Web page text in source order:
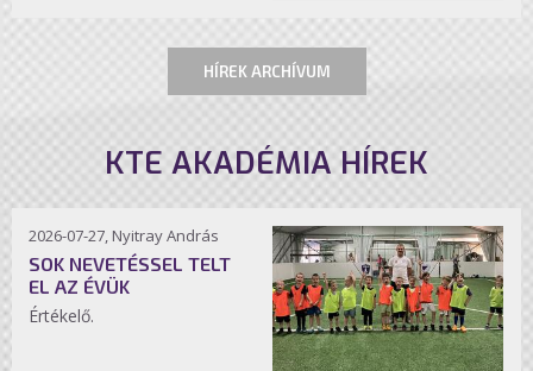
HÍREK ARCHÍVUM
KTE AKADÉMIA HÍREK
2026-07-27, Nyitray András
SOK NEVETÉSSEL TELT
EL AZ ÉVÜK
Értékelő.